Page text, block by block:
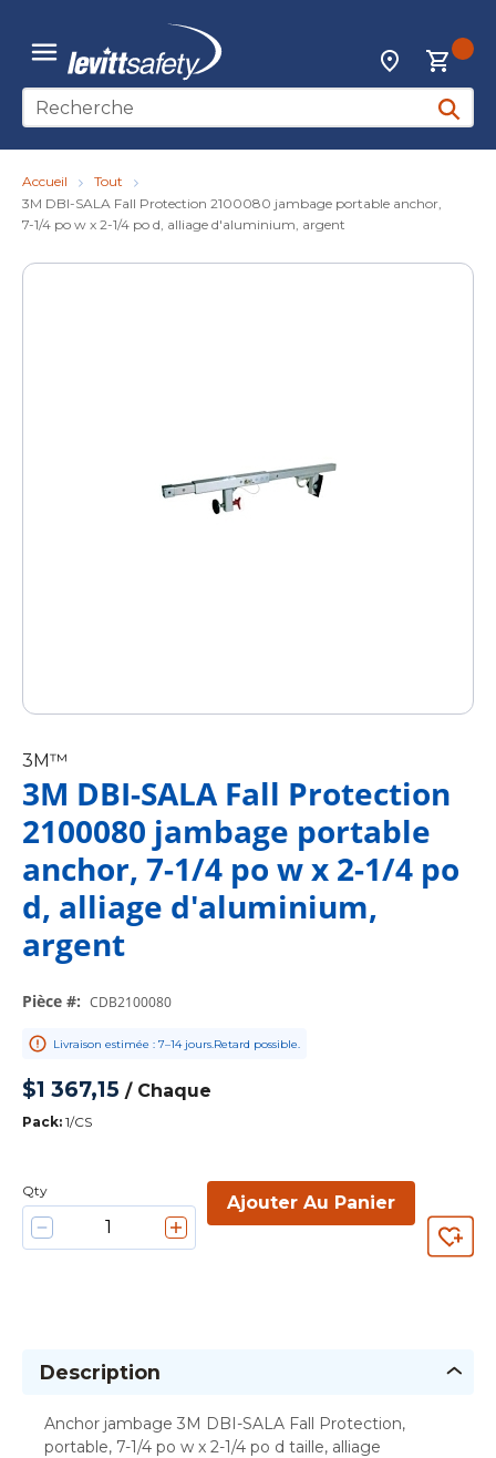
Skip to main content
menu
Localisateur
Recherche sur le site
Accueil
Tout
3M DBI-SALA Fall Protection 2100080 jambage portable anchor,
7-1/4 po w x 2-1/4 po d, alliage d'aluminium, argent
3M™
3M DBI-SALA Fall Protection
2100080 jambage portable
anchor, 7-1/4 po w x 2-1/4 po
d, alliage d'aluminium,
argent
Pièce #: CDB2100080
Livraison estimée : 7–14 jours.Retard possible.
$1 367,15 / Chaque
Pack: 1/CS
Qty
Ajouter Au Panier
Description
Anchor jambage 3M DBI-SALA Fall Protection,
portable, 7-1/4 po w x 2-1/4 po d taille, alliage